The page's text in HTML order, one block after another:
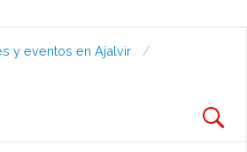
y eventos en Ajalvir